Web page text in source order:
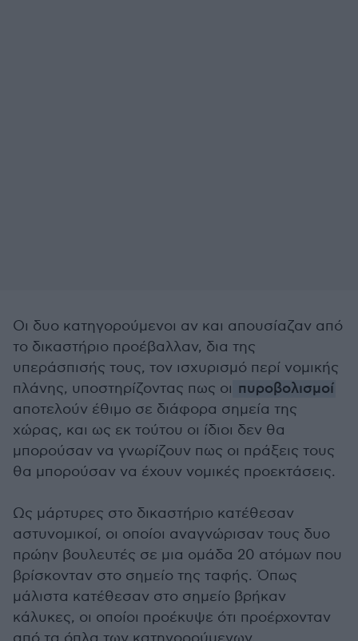
Οι δυο κατηγορούμενοι αν και απουσίαζαν από
το δικαστήριο προέβαλλαν, δια της
υπεράσπισής τους, τον ισχυρισμό περί νομικής
πλάνης, υποστηρίζοντας πως οι πυροβολισμοί
αποτελούν έθιμο σε διάφορα σημεία της
χώρας, και ως εκ τούτου οι ίδιοι δεν θα
μπορούσαν να γνωρίζουν πως οι πράξεις τους
θα μπορούσαν να έχουν νομικές προεκτάσεις.
Ως μάρτυρες στο δικαστήριο κατέθεσαν
αστυνομικοί, οι οποίοι αναγνώρισαν τους δυο
πρώην βουλευτές σε μια ομάδα 20 ατόμων που
βρίσκονταν στο σημείο της ταφής. Όπως
μάλιστα κατέθεσαν στο σημείο βρήκαν
κάλυκες, οι οποίοι προέκυψε ότι προέρχονταν